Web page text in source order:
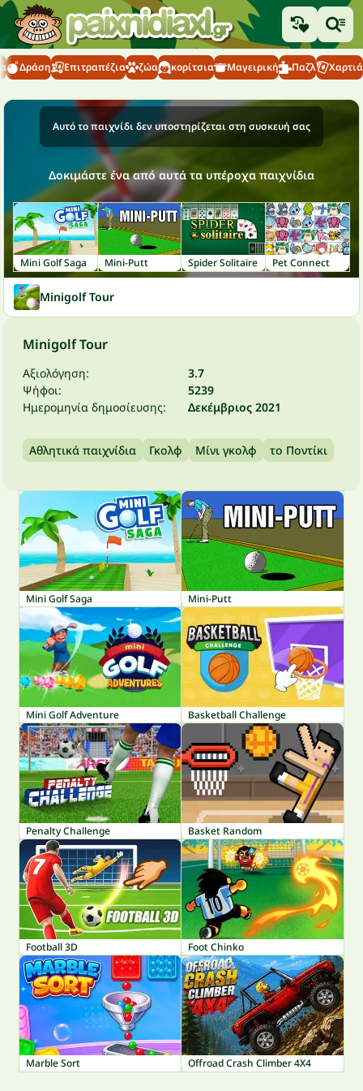
Δράση Επιτραπέζια ζώα κορίτσια Μαγειρική Παζλ Χαρτιά
Αυτό το παιχνίδι δεν υποστηρίζεται στη συσκευή σας
Δοκιμάστε ένα από αυτά τα υπέροχα παιχνίδια
Mini Golf Saga Mini-Putt Spider Solitaire Pet Connect
Minigolf Tour
Minigolf Tour
Αξιολόγηση:
3.7
Ψήφοι:
5239
Ημερομηνία δημοσίευσης:
Δεκέμβριος 2021
Αθλητικά παιχνίδια Γκολφ Μίνι γκολφ το Ποντίκι
Mini Golf Saga Mini-Putt
Mini Golf Adventure Basketball Challenge
Penalty Challenge Basket Random
Football 3D Foot Chinko
Marble Sort Offroad Crash Climber 4X4